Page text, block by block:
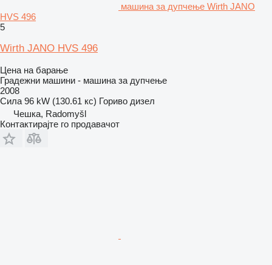
машина за дупчење Wirth JANO
HVS 496
5
Wirth JANO HVS 496
Цена на барање
Градежни машини - машина за дупчење
2008
Сила 96 kW (130.61 кс) Гориво дизел
Чешка, Radomyšl
Контактирајте го продавачот